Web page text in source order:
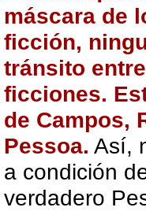
máscara de
ficción,
tránsito
ficciones.
de Campos,
Pessoa. Así,
a condición
verdadero